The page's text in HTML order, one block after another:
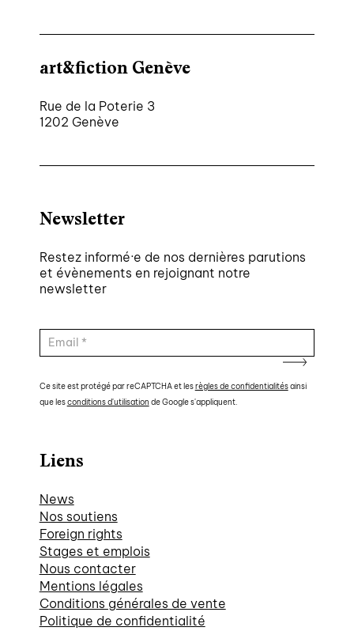
art&fiction Genève
Rue de la Poterie 3
1202 Genève
Newsletter
Restez informé·e de nos dernières parutions
et évènements en rejoignant notre
newsletter
Ce site est protégé par reCAPTCHA et lesrègles de confidentialitésainsi
que lesconditions d'utilisation de Google s'appliquent.
Liens
News
Nos soutiens
Foreign rights
Stages et emplois
Nous contacter
Mentions légales
Conditions générales de vente
Politique de confidentialité